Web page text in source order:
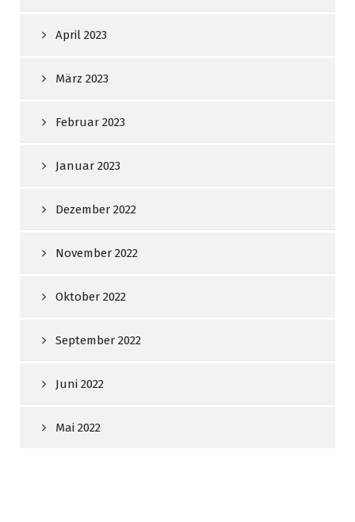
April 2023
März 2023
Februar 2023
Januar 2023
Dezember 2022
November 2022
Oktober 2022
September 2022
Juni 2022
Mai 2022